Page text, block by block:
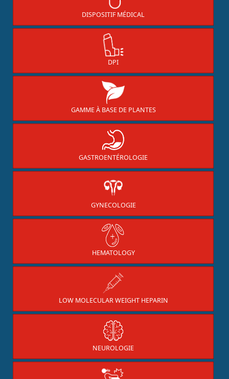
DISPOSITIF MÉDICAL
DPI
GAMME À BASE DE PLANTES
GASTROENTÉROLOGIE
GYNECOLOGIE
HEMATOLOGY
LOW MOLECULAR WEIGHT HEPARIN
NEUROLOGIE